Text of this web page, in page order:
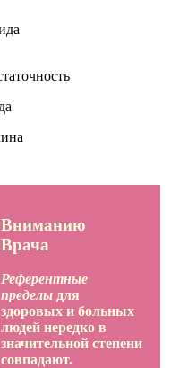
Вниманию
Врача
Референтные
пределы для
здоровых и больных
людей нередко в
значительной степени
совпадают.